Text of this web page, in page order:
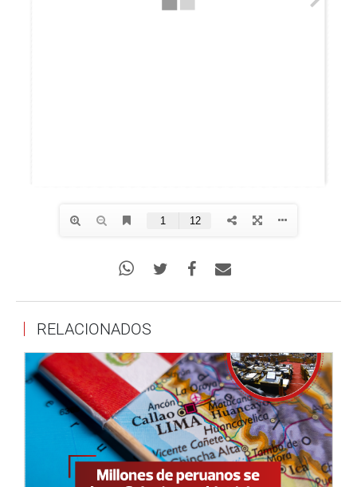
RELACIONADOS